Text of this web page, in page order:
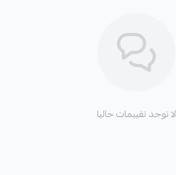
لا توجد تقييمات حاليا